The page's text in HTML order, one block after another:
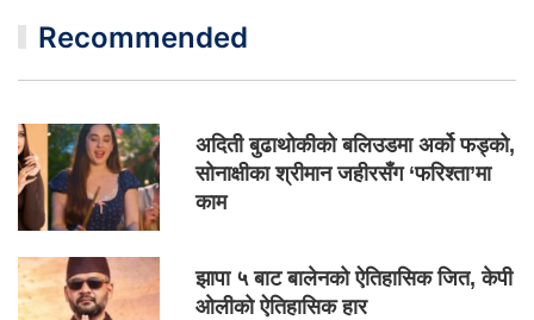
Recommended
अदिती बुढाथोकीको बलिउडमा अर्को फड्को,
सोनाक्षीका श्रीमान जहीरसँग ‘फरिश्ता’मा
काम
झापा ५ बाट बालेनको ऐतिहासिक जित, केपी
ओलीको ऐतिहासिक हार